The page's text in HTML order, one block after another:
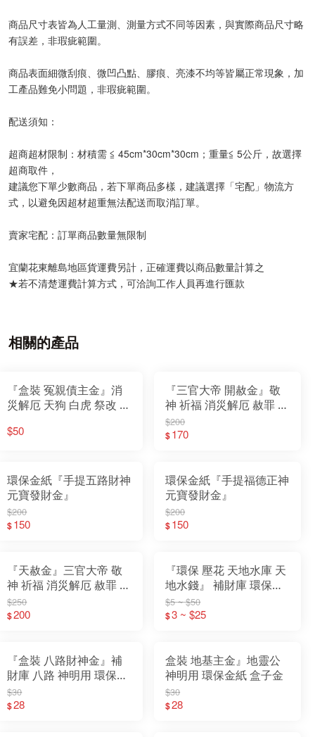
商品尺寸表皆為人工量測、測量方式不同等因素，與實際商品尺寸略
有誤差，非瑕疵範圍。
商品表面細微刮痕、微凹凸點、膠痕、亮漆不均等皆屬正常現象，加
工產品難免小問題，非瑕疵範圍。
配送須知：
超商超材限制：材積需 ≦ 45cm*30cm*30cm；重量≦ 5公斤，故選擇
超商取件，
建議您下單少數商品，若下單商品多樣，建議選擇「宅配」物流方
式，以避免因超材超重無法配送而取消訂單。
賣家宅配：訂單商品數量無限制
宜蘭花東離島地區貨運費另計，正確運費以商品數量計算之
★若不清楚運費計算方式，可洽詢工作人員再進行匯款
相關的產品
『盒裝 冤親債主金』消
災解厄 天狗 白虎 祭改 神
$50
『三官大帝 開赦金』敬
神 祈福 消災解厄 赦罪 補
運 迴向 普渡 拜門口 玉帝
天公 財庫存摺 純黃金箔
$200
$170
環保金紙『手提五路財神
元寶發財金』
$200
$150
環保金紙『手提福德正神
元寶發財金』
$200
$150
『天赦金』三官大帝 敬
神 祈福 消災解厄 赦罪 補
運 迴向 普渡 拜門口 玉帝
天公
$250
$200
『環保 壓花 天地水庫 天
地水錢』 補財庫 環保金
紙 天庫 地庫 水庫 天錢
地錢 水錢
$5 ~ $50
$3 ~ $25
『盒裝 八路財神金』補
財庫 八路 神明用 環保金
紙 盒子金
$30
$28
盒裝 地基主金』地靈公
神明用 環保金紙 盒子金
$30
$28